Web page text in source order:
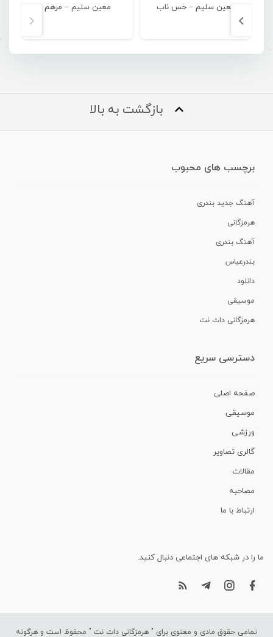
معین سلیم – حس ناب معین سلیم – مرهم
بازگشت به بالا
برچسب های محبوب
آهنگ جدید بندری
هرمزگانی
آهنگ بندری
بندرعباس
دانلود
موسیقی
هرمزگانی دات نت
دسترسی سریع
صفحه اصلی
موسیقی
ورزشی
گالری تصاویر
مقالات
مصاحبه
ارتباط با ما
ما را در شبکه های اجتماعی دنبال کنید.
تمامی حقوق مادی و معنوی برای " هرمزگانی دات نت " محفوظ است و هرگونه